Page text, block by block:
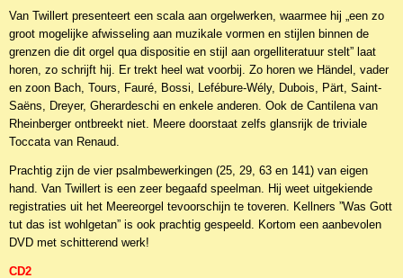
Van Twillert presenteert een scala aan orgel­werken, waarmee hij „een zo
groot mogelijke afwisseling aan muzikale vormen en stijlen binnen de
grenzen die dit orgel qua dispositie en stijl aan orgelliteratuur stelt” laat
horen, zo schrijft hij. Er trekt heel wat voorbij. Zo horen we Händel, vader
en zoon Bach, Tours, Fauré, Bossi, Lefébure-Wély, Dubois, Pärt, Saint-
Saëns, Dreyer, Gherar­deschi en enkele anderen. Ook de Canti­lena van
Rheinberger ontbreekt niet. Meere doorstaat zelfs glansrijk de triviale
Toccata van Renaud.
Prachtig zijn de vier psalmbewerkingen (25, 29, 63 en 141) van eigen
hand. Van Twillert is een zeer begaafd speelman. Hij weet uitgekiende
registraties uit het Meere­orgel tevoorschijn te toveren. Kellners ”Was Gott
tut das ist wohlgetan” is ook prachtig gespeeld. Kortom een aanbevolen
DVD met schitterend werk!
CD2